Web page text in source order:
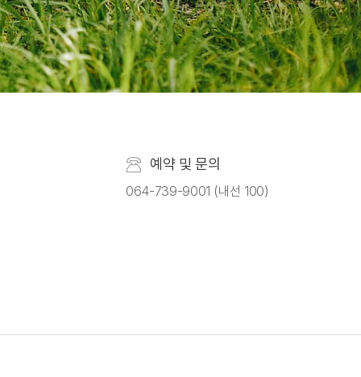
예약 및 문의
064-739-9001 (내선 100)